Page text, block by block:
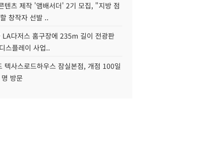
텐츠 제작 '앰배서더' 2기 모집, "지방 점
창작자 선발 ..
LA다저스 홈구장에 235m 길이 전광판
스플레이 사업..
텍사스로드하우스 잠실본점, 개점 100일
방문